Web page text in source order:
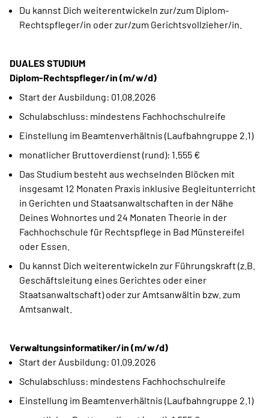
Du kannst Dich weiterentwickeln zur/zum Diplom-
Rechtspfleger/in oder zur/zum Gerichtsvollzieher/in.
DUALES STUDIUM
Diplom-Rechtspfleger/in (m/w/d)
Start der Ausbildung: 01.08.2026
Schulabschluss: mindestens Fachhochschulreife
Einstellung im Beamtenverhältnis (Laufbahngruppe 2.1)
monatlicher Bruttoverdienst (rund): 1.555 €
Das Studium besteht aus wechselnden Blöcken mit
insgesamt 12 Monaten Praxis inklusive Begleitunterricht
in Gerichten und Staatsanwaltschaften in der Nähe
Deines Wohnortes und 24 Monaten Theorie in der
Fachhochschule für Rechtspflege in Bad Münstereifel
oder Essen.
Du kannst Dich weiterentwickeln zur Führungskraft (z.B.
Geschäftsleitung eines Gerichtes oder einer
Staatsanwaltschaft) oder zur Amtsanwältin bzw. zum
Amtsanwalt.
Verwaltungsinformatiker/in (m/w/d)
Start der Ausbildung: 01.09.2026
Schulabschluss: mindestens Fachhochschulreife
Einstellung im Beamtenverhältnis (Laufbahngruppe 2.1)